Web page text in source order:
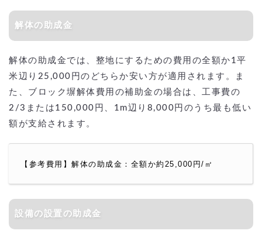
解体の助成金
解体の助成金では、整地にするための費用の全額か1平
米辺り25,000円のどちらか安い方が適用されます。ま
た、ブロック塀解体費用の補助金の場合は、工事費の
2/3または150,000円、1m辺り8,000円のうち最も低い
額が支給されます。
【参考費用】解体の助成金：全額か約25,000円/㎡
設備の設置の助成金